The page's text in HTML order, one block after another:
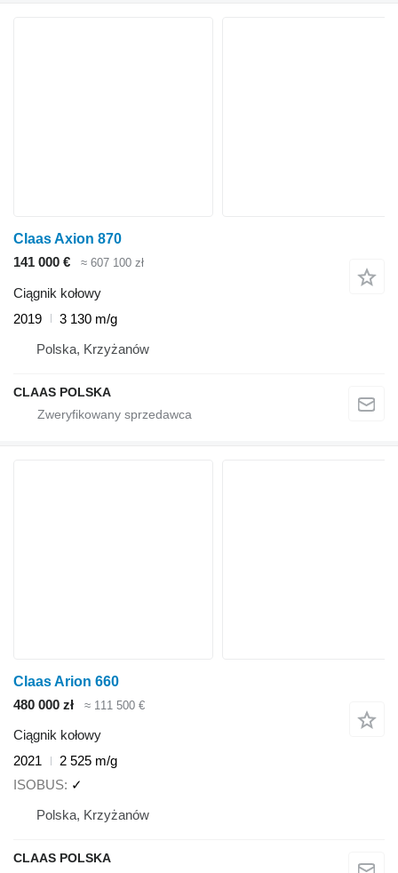
Claas Axion 870
141 000 €
≈ 607 100 zł
Ciągnik kołowy
2019
3 130 m/g
Polska, Krzyżanów
CLAAS POLSKA
Claas Arion 660
480 000 zł
≈ 111 500 €
Ciągnik kołowy
2021
2 525 m/g
ISOBUS ✓
Polska, Krzyżanów
CLAAS POLSKA